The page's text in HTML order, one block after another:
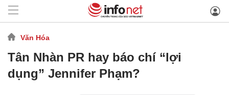
Văn Hóa
Tân Nhàn PR hay báo chí “lợi
dụng” Jennifer Phạm?